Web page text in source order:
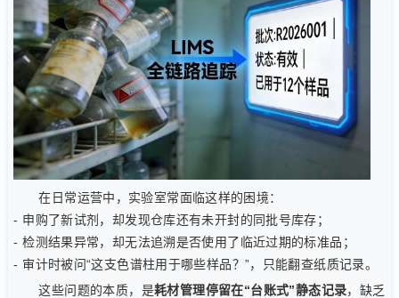
在日常运营中，实验室常面临这样的困境：
- 申购了新试剂，却发现仓库还有未开封的同批号库存；
- 检测结果异常，却无法追溯是否使用了临近过期的标准品；
- 审计时被问“这支色谱柱用于哪些样品？”，只能翻查纸质记录。
这些问题的本质，是耗材管理停留在“台账式”静态记录，缺乏